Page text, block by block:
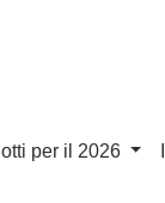
per il 2026